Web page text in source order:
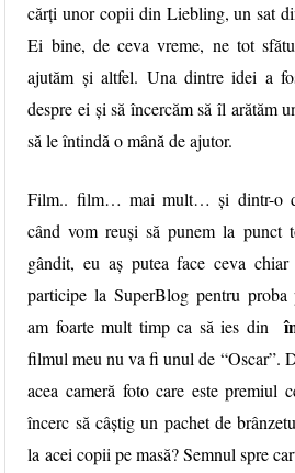
cărți unor copii din Liebling, un sat
Ei bine, de ceva vreme, ne tot
ajutăm și altfel. Una dintre idei a
despre ei și să încercăm să îl arătăm
să le întindă o mână de ajutor.
Film.. film… mai mult… și dintr-o
când vom reuși să punem la punct
gândit, eu aș putea face ceva
participe la SuperBlog pentru proba
am foarte mult timp ca să ies din
filmul meu nu va fi unul de “Oscar”.
acea cameră foto care este premiul
încerc să câștig un pachet de
la acei copii pe masă?Semnul spre